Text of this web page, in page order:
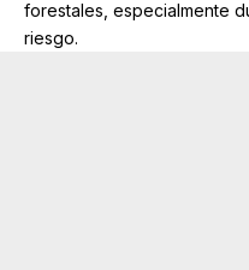
forestales, especialmente
riesgo.